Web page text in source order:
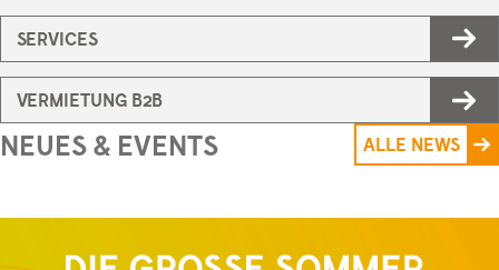
SERVICES
VERMIETUNG B2B
NEUES & EVENTS ALLE NEWS